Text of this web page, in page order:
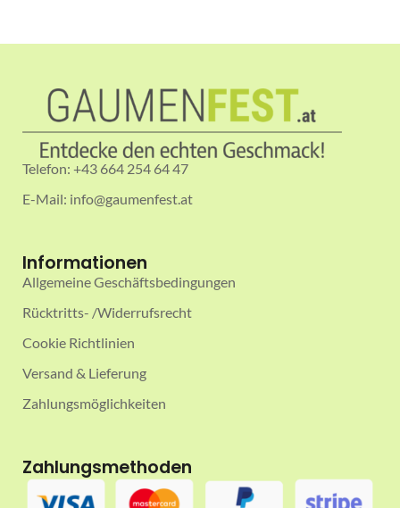
Telefon: +43 664 254 64 47
E-Mail: info@gaumenfest.at
Informationen
Allgemeine Geschäftsbedingungen
Rücktritts- /Widerrufsrecht
Cookie Richtlinien
Versand & Lieferung
Zahlungsmöglichkeiten
Zahlungsmethoden